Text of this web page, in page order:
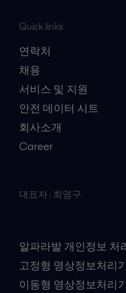
Quick links
연락처
채용
서비스 및 지원
안전 데이터 시트
회사소개
Career
대표자 : 최영구
알파라발 개인정보 처
고정형 영상정보처리
이동형 영상정보처리